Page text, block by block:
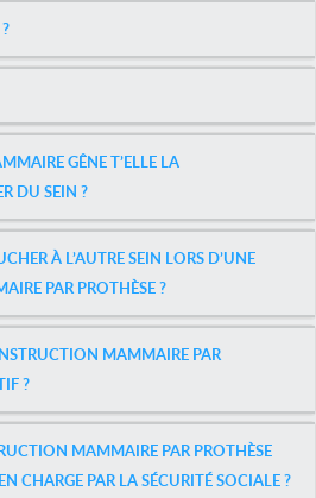
GÊNE T’ELLE LA
DU SEIN ?
À L’AUTRE SEIN LORS D’UNE
PAR PROTHÈSE ?
MAMMAIRE PAR
?
MAMMAIRE PAR PROTHÈSE
CHARGE PAR LA SÉCURITÉ SOCIALE ?